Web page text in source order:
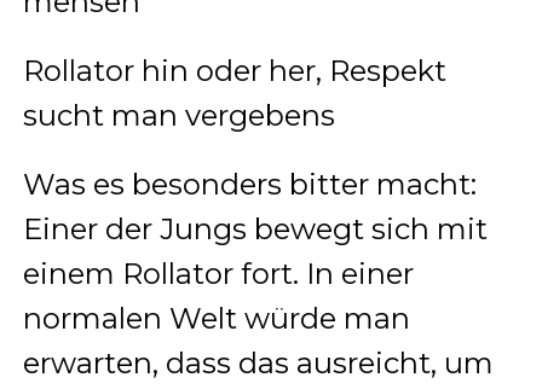
Rollator hin oder her, Respekt
sucht man vergebens
Was es besonders bitter macht:
Einer der Jungs bewegt sich mit
einem Rollator fort. In einer
normalen Welt würde man
erwarten, dass das ausreicht, um